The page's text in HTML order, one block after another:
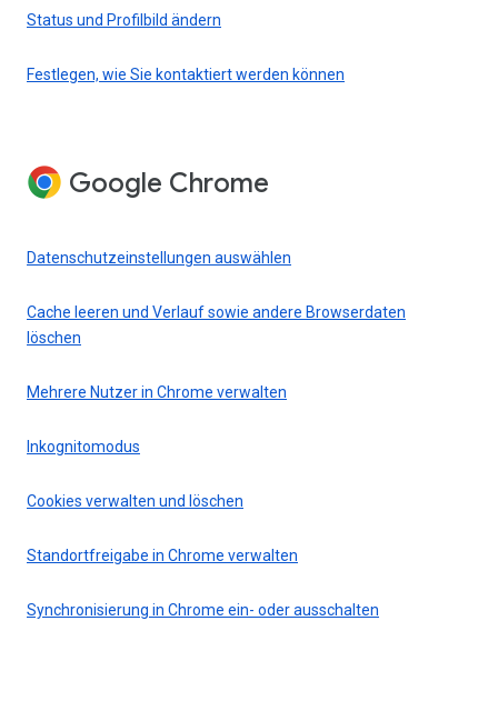
Status und Profilbild ändern
Festlegen, wie Sie kontaktiert werden können
Google Chrome
Datenschutzeinstellungen auswählen
Cache leeren und Verlauf sowie andere Browserdaten
löschen
Mehrere Nutzer in Chrome verwalten
Inkognitomodus
Cookies verwalten und löschen
Standortfreigabe in Chrome verwalten
Synchronisierung in Chrome ein- oder ausschalten